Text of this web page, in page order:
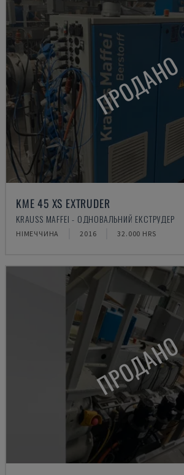
ПРОДАНО
KME 45 XS EXTRUDER
KRAUSS MAFFEI - ОДНОВАЛЬНИЙ ЕКСТРУДЕР
НІМЕЧЧИНА 2016 32.000 HRS
ПРОДАНО